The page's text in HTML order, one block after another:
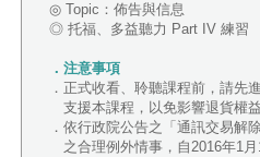
◎ Topic：佈告與信息
◎ 托福、多益聽力 Part IV 練習
．注意事項
．正式收看、聆聽課程前，請先
支援本課程，以免影響退貨權
．依行政院公告之「通訊交易解
之合理例外情事，自2016年1